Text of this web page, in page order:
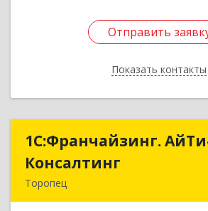
Отправить
Показать контакты
Отправить
Назад
1С:Франчайзинг.
Консалтинг
Торопец